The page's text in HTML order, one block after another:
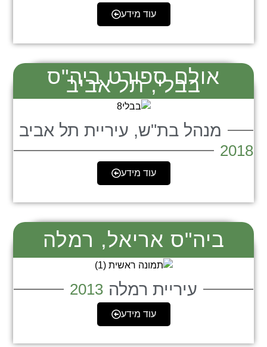
עוד מידע
אולם ספורט ביה"ס
בבלי, תל אביב
מנהל בת"ש, עיריית תל אביב
2018
עוד מידע
ביה"ס אריאל, רמלה
עיריית רמלה 2013
עוד מידע